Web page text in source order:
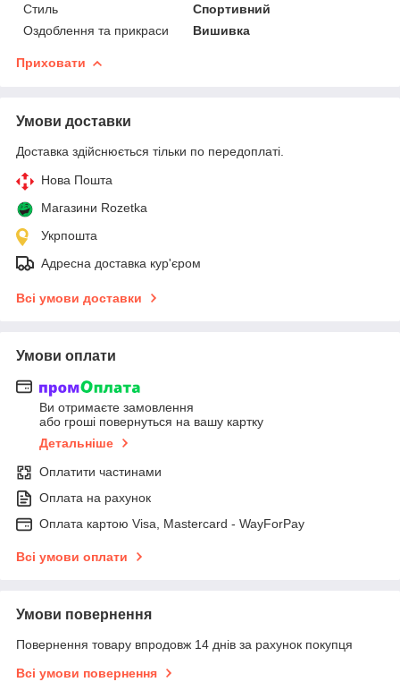
Стиль
Спортивний
Оздоблення та прикраси
Вишивка
Приховати
Умови доставки
Доставка здійснюється тільки по передоплаті.
Нова Пошта
Магазини Rozetka
Укрпошта
Адресна доставка кур'єром
Всі умови доставки
Умови оплати
Ви отримаєте замовлення
або гроші повернуться на вашу картку
Детальніше
Оплатити частинами
Оплата на рахунок
Оплата картою Visa, Mastercard - WayForPay
Всі умови оплати
Умови повернення
Повернення товару впродовж 14 днів за рахунок покупця
Всі умови повернення